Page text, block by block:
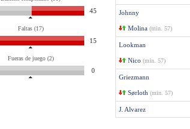
45
Faltas (17)
15
Fueras de juego (2)
0
Johnny
Molina (min. 57)
Lookman
Nico (min. 57)
Griezmann
Sørloth (min. 57)
J. Alvarez